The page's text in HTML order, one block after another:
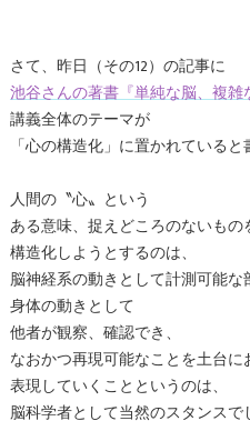
さて、昨日（その12）の記事に
池谷さんの著書『単純な脳、複雑
講義全体のテーマが
「心の構造化」に置かれていると
人間の〝心〟という
ある意味、捉えどころのないもの
構造化しようとするのは、
脳神経系の動きとして計測可能な
身体の動きとして
他者が観察、確認でき、
なおかつ再現可能なことを土台に
表現していくことというのは、
脳科学者として当然のスタンスで